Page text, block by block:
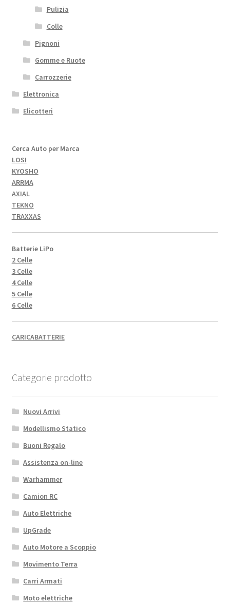
Pulizia
Colle
Pignoni
Gomme e Ruote
Carrozzerie
Elettronica
Elicotteri
Cerca Auto per Marca
LOSI
KYOSHO
ARRMA
AXIAL
TEKNO
TRAXXAS
Batterie LiPo
2 Celle
3 Celle
4 Celle
5 Celle
6 Celle
CARICABATTERIE
Categorie prodotto
Nuovi Arrivi
Modellismo Statico
Buoni Regalo
Assistenza on-line
Warhammer
Camion RC
Auto Elettriche
UpGrade
Auto Motore a Scoppio
Movimento Terra
Carri Armati
Moto elettriche